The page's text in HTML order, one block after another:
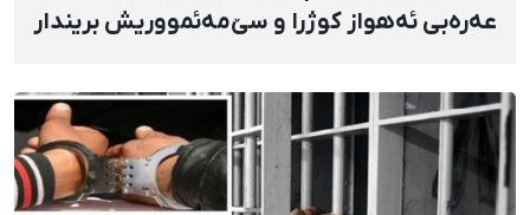
عەرەبی ئەهواز كوژرا و سێ‌مەئمووریش بریندار